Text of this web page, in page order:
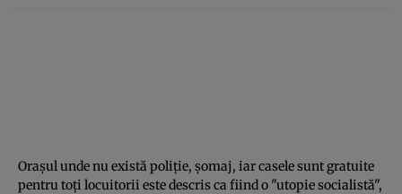
Oraşul unde nu există poliţie, şomaj, iar casele sunt gratuite
pentru toţi locuitorii este descris ca fiind o "utopie socialistă",